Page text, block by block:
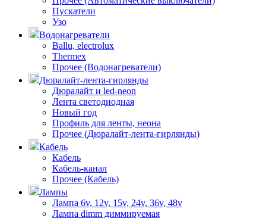
Пускатели
Узо
Водонагреватели
Ballu, electrolux
Thermex
Прочее (Водонагреватели)
Дюралайт-лента-гирлянды
Дюралайт и led-neon
Лента светодиодная
Новый год
Профиль для ленты, неона
Прочее (Дюралайт-лента-гирлянды)
Кабель
Кабель
Кабель-канал
Прочее (Кабель)
Лампы
Лампа 6v, 12v, 15v, 24v, 36v, 48v
Лампа dimm диммируемая